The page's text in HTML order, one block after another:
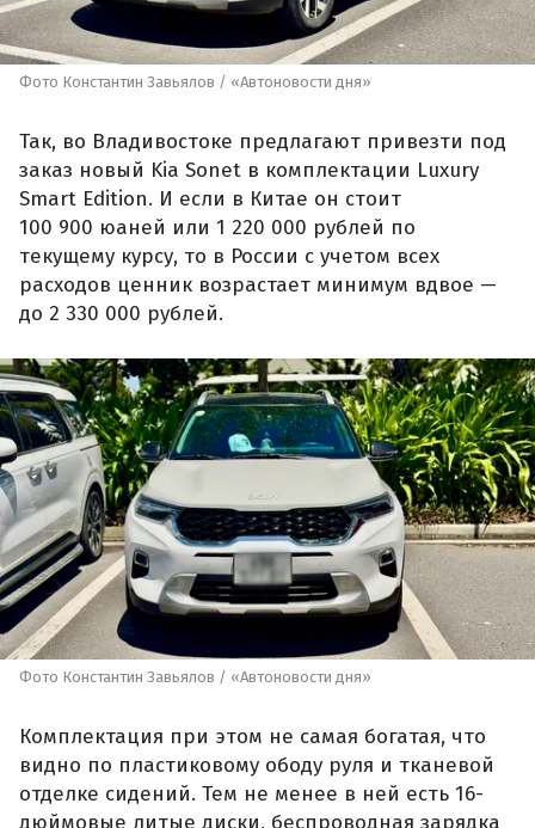
Фото Константин Завьялов / «Автоновости дня»
Так, во Владивостоке предлагают привезти под
заказ новый Kia Sonet в комплектации Luxury
Smart Edition. И если в Китае он стоит
100 900 юаней или 1 220 000 рублей по
текущему курсу, то в России с учетом всех
расходов ценник возрастает минимум вдвое —
до 2 330 000 рублей.
Фото Константин Завьялов / «Автоновости дня»
Комплектация при этом не самая богатая, что
видно по пластиковому ободу руля и тканевой
отделке сидений. Тем не менее в ней есть 16-
дюймовые литые диски, беспроводная зарядка